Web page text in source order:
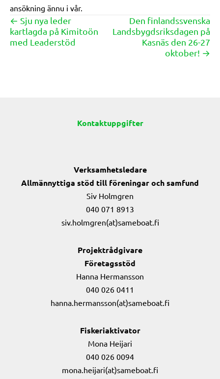
ansökning ännu i vår.
Posts
navigation
← Sju nya leder
kartlagda på Kimitoön
med Leaderstöd
Den finlandssvenska
Landsbygdsriksdagen på
Kasnäs den 26-27
oktober! →
Kontaktuppgifter
Verksamhetsledare
Allmännyttiga stöd till föreningar och samfund
Siv Holmgren
040 071 8913
siv.holmgren(at)sameboat.fi
Projektrådgivare
Företagsstöd
Hanna Hermansson
040 026 0411
hanna.hermansson(at)sameboat.fi
Fiskeriaktivator
Mona Heijari
040 026 0094
mona.heijari(at)sameboat.fi